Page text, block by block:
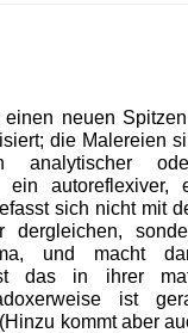
einen neuen
die Malereien
oder
ein autoreflexiver,
sich nicht mit
dergleichen,
und macht
das in ihrer
ist
kommt aber